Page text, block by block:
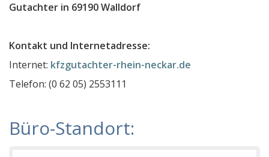
Autotec Ingenieurbüro Kfz-Sachverständige
BrainTec Gmbh
Büro für Baudiagnostik Nadine Malcherowitz
Höhentechnik FÖRSTER Safetysoltions
Dipl.-Ing. Joachim Exler, Architekt VFA
Gutachter in 69190 Walldorf
Kontakt und Internetadresse:
Internet: kfzgutachter-rhein-neckar.de
Telefon: (0 62 05) 2553111
Büro-Standort: